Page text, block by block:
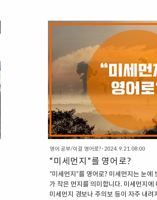
sincerepartner.” (네가 진중한 사람을
Genuine: 진심 어린, 진짜의
하고, 속이지 않으며, 진짜임을 뜻합니다
영어 공부/이걸 영어로?· 2024. 9. 21. 08:00
“미세먼지”를 영어로?
“미세먼지”를 영어로? 미세먼지는 눈에
가 작은 먼지를 의미합니다. 미세먼지에
미세먼지 경보나 주의보 등이 자주 내려